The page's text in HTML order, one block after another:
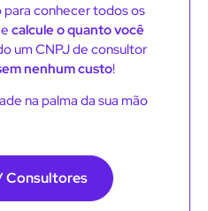
conhecer todos os
calcule o quanto você
um CNPJ de consultor
nenhum custo!
na palma da sua mão
Consultores